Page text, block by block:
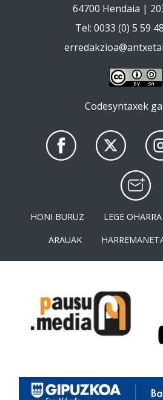
64700 Hendaia |
Tel: 0033 (0) 5 59
Codesyntaxek
HONI BURUZ LEGE OHARRA
ARAUAK